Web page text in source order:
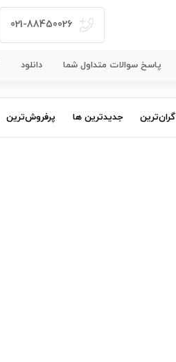
پاسخ سوالات متداول شما دانلود
گران‌ترین جدیدترین ها پرفروش‌ترین